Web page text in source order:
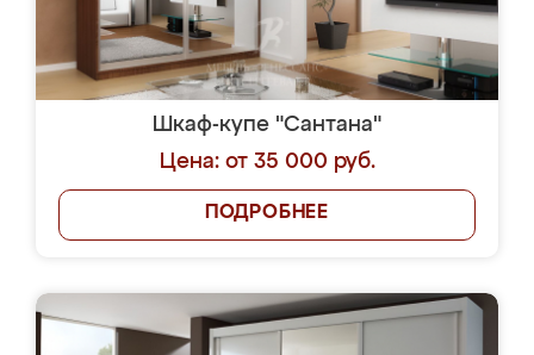
Шкаф-купе "Сантана"
Цена: от 35 000 руб.
ПОДРОБНЕЕ